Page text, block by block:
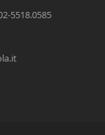
5518.0585